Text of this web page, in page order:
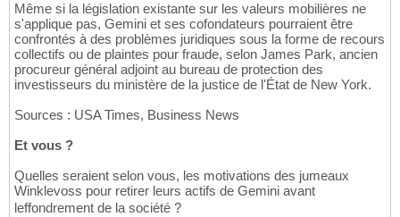
Même si la législation existante sur les valeurs mobilières ne
s'applique pas, Gemini et ses cofondateurs pourraient être
confrontés à des problèmes juridiques sous la forme de recours
collectifs ou de plaintes pour fraude, selon James Park, ancien
procureur général adjoint au bureau de protection des
investisseurs du ministère de la justice de l'État de New York.
Sources : USA Times, Business News
Et vous ?
Quelles seraient selon vous, les motivations des jumeaux
Winklevoss pour retirer leurs actifs de Gemini avant
leffondrement de la société ?